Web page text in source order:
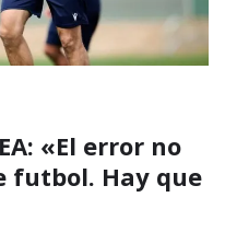
«El error no
futbol. Hay que